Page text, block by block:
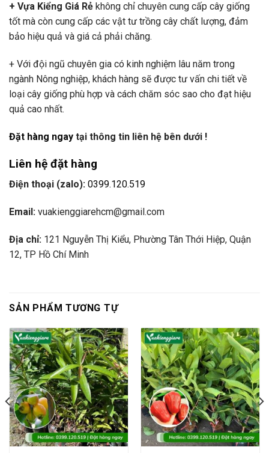
+ Vựa Kiểng Giá Rẻ không chỉ chuyên cung cấp cây giống
tốt mà còn cung cấp các vật tư trồng cây chất lượng, đảm
bảo hiệu quả và giá cả phải chăng.
+ Với đội ngũ chuyên gia có kinh nghiệm lâu năm trong
ngành Nông nghiệp, khách hàng sẽ được tư vấn chi tiết về
loại cây giống phù hợp và cách chăm sóc sao cho đạt hiệu
quả cao nhất.
Đặt hàng ngay tại thông tin liên hệ bên dưới !
Liên hệ đặt hàng
Điện thoại (zalo): 0399.120.519
Email: vuakienggiarehcm@gmail.com
Địa chỉ: 121 Nguyễn Thị Kiểu, Phường Tân Thới Hiệp, Quận
12, TP Hồ Chí Minh
SẢN PHẨM TƯƠNG TỰ